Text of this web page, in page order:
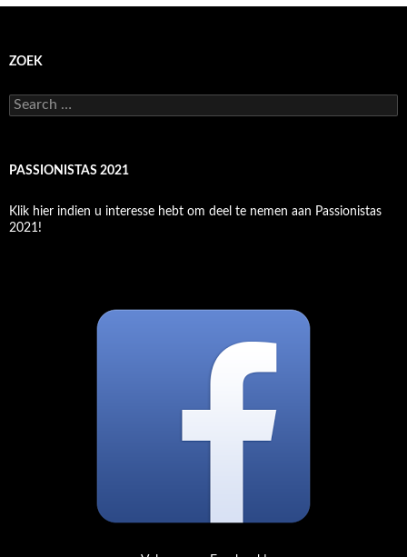
ZOEK
S
e
c
o
r
PASSIONISTAS 2021
Klik hier indien u interesse hebt om deel te nemen aan Passionistas
2021!